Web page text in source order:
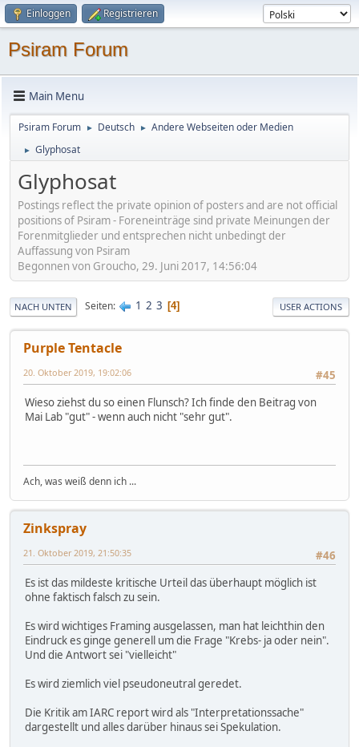
Einloggen Registrieren
Psiram Forum
Main Menu
Psiram Forum ► Deutsch ► Andere Webseiten oder Medien
► Glyphosat
Glyphosat
Postings reflect the private opinion of posters and are not official
positions of Psiram - Foreneinträge sind private Meinungen der
Forenmitglieder und entsprechen nicht unbedingt der
Auffassung von Psiram
Begonnen von Groucho, 29. Juni 2017, 14:56:04
NACH UNTEN Seiten 1 2 3 4 USER ACTIONS
Purple Tentacle
#45
20. Oktober 2019, 19:02:06
Wieso ziehst du so einen Flunsch? Ich finde den Beitrag von
Mai Lab "gut" - wenn auch nicht "sehr gut".
Ach, was weiß denn ich ...
Zinkspray
#46
21. Oktober 2019, 21:50:35
Es ist das mildeste kritische Urteil das überhaupt möglich ist
ohne faktisch falsch zu sein.
Es wird wichtiges Framing ausgelassen, man hat leichthin den
Eindruck es ginge generell um die Frage "Krebs- ja oder nein".
Und die Antwort sei "vielleicht"
Es wird ziemlich viel pseudoneutral geredet.
Die Kritik am IARC report wird als "Interpretationssache"
dargestellt und alles darüber hinaus sei Spekulation.